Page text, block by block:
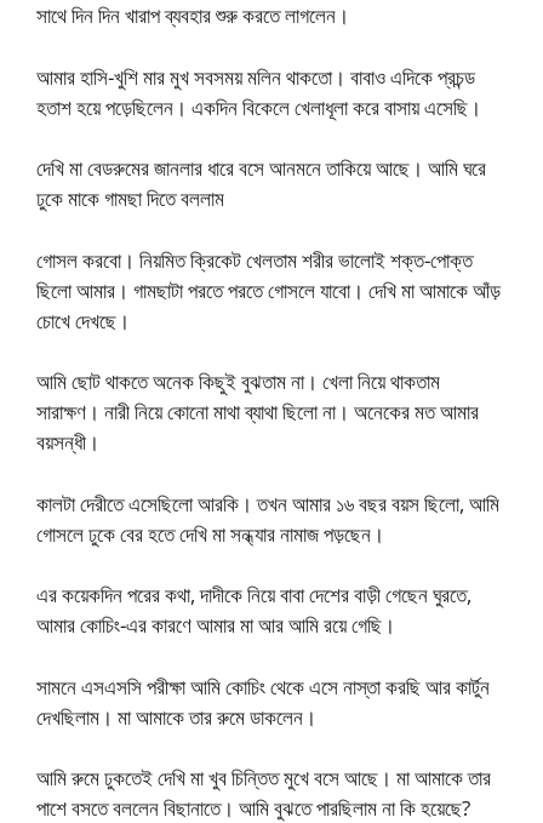
সাথে দিন দিন খারাপ ব্যবহার শুরু করতে লাগলেন।
আমার হাসি-খুশি মার মুখ সবসময় মলিন থাকতো। বাবাও এদিকে প্রচন্ড
হতাশ হয়ে পড়েছিলেন। একদিন বিকেলে খেলাধূলা করে বাসায় এসেছি।
দেখি মা বেডরুমের জানলার ধারে বসে আনমনে তাকিয়ে আছে। আমি ঘরে
ঢুকে মাকে গামছা দিতে বললাম
গোসল করবো। নিয়মিত ক্রিকেট খেলতাম শরীর ভালোই শক্ত-পোক্ত
ছিলো আমার। গামছাটা পরতে পরতে গোসলে যাবো। দেখি মা আমাকে আঁড়
চোখে দেখছে।
আমি ছোট থাকতে অনেক কিছুই বুঝতাম না। খেলা নিয়ে থাকতাম
সারাক্ষণ। নারী নিয়ে কোনো মাথা ব্যাথা ছিলো না। অনেকের মত আমার
বয়সন্ধী।
কালটা দেরীতে এসেছিলো আরকি। তখন আমার ১৬ বছর বয়স ছিলো, আমি
গোসলে ঢুকে বের হতে দেখি মা সন্ধ্যার নামাজ পড়ছেন।
এর কয়েকদিন পরের কথা, দাদীকে নিয়ে বাবা দেশের বাড়ী গেছেন ঘুরতে,
আমার কোচিং-এর কারণে আমার মা আর আমি রয়ে গেছি।
সামনে এসএসসি পরীক্ষা আমি কোচিং থেকে এসে নাস্তা করছি আর কার্টুন
দেখছিলাম। মা আমাকে তার রুমে ডাকলেন।
আমি রুমে ঢুকতেই দেখি মা খুব চিন্তিত মুখে বসে আছে। মা আমাকে তার
পাশে বসতে বললেন বিছানাতে। আমি বুঝতে পারছিলাম না কি হয়েছে?